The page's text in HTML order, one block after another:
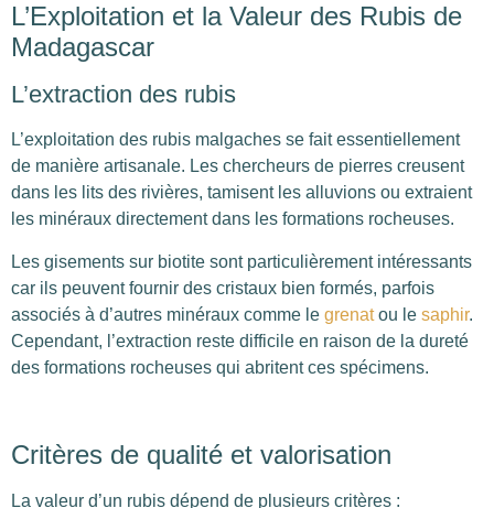
L’Exploitation et la Valeur des Rubis de
Madagascar
L’extraction des rubis
L’exploitation des rubis malgaches se fait essentiellement
de manière artisanale. Les chercheurs de pierres creusent
dans les lits des rivières, tamisent les alluvions ou extraient
les minéraux directement dans les formations rocheuses.
Les gisements sur biotite sont particulièrement intéressants
car ils peuvent fournir des cristaux bien formés, parfois
associés à d’autres minéraux comme le grenatou le saphir.
Cependant, l’extraction reste difficile en raison de la dureté
des formations rocheuses qui abritent ces spécimens.
Critères de qualité et valorisation
La valeur d’un rubis dépend de plusieurs critères :